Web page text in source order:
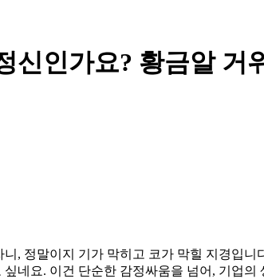
인가요? 황금알 거
, 정말이지 기가 막히고 코가 막힐 지경입니
네요. 이건 단순한 감정싸움을 넘어, 기업의